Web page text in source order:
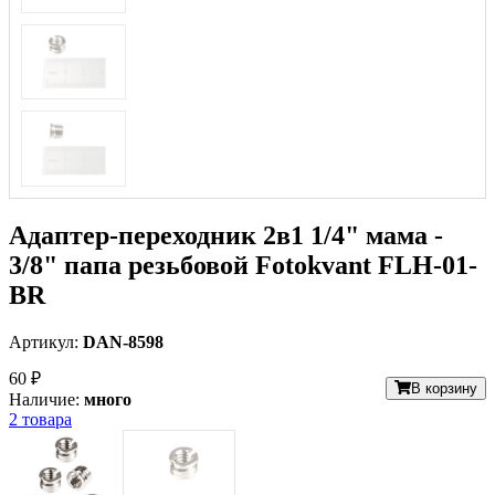
Адаптер-переходник 2в1 1/4" мама -
3/8" папа резьбовой Fotokvant FLH-01-
BR
Артикул: DAN-8598
60 ₽
Наличие: много
В корзину
2 товара